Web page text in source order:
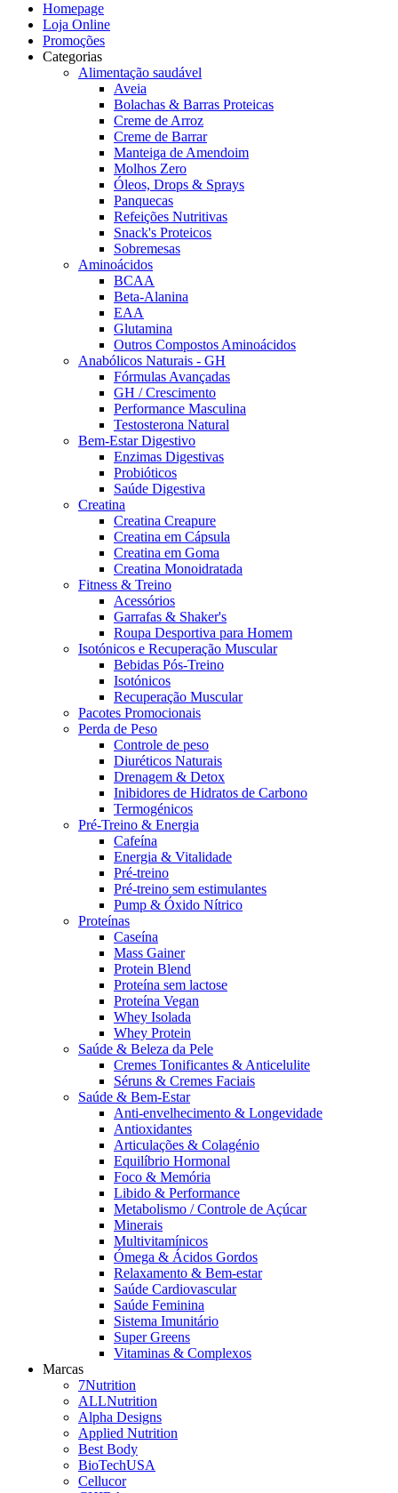
Homepage
Loja Online
Promoções
Categorias
Alimentação saudável
Aveia
Bolachas & Barras Proteicas
Creme de Arroz
Creme de Barrar
Manteiga de Amendoim
Molhos Zero
Óleos, Drops & Sprays
Panquecas
Refeições Nutritivas
Snack's Proteicos
Sobremesas
Aminoácidos
BCAA
Beta-Alanina
EAA
Glutamina
Outros Compostos Aminoácidos
Anabólicos Naturais - GH
Fórmulas Avançadas
GH / Crescimento
Performance Masculina
Testosterona Natural
Bem-Estar Digestivo
Enzimas Digestivas
Probióticos
Saúde Digestiva
Creatina
Creatina Creapure
Creatina em Cápsula
Creatina em Goma
Creatina Monoidratada
Fitness & Treino
Acessórios
Garrafas & Shaker's
Roupa Desportiva para Homem
Isotónicos e Recuperação Muscular
Bebidas Pós-Treino
Isotónicos
Recuperação Muscular
Pacotes Promocionais
Perda de Peso
Controle de peso
Diuréticos Naturais
Drenagem & Detox
Inibidores de Hidratos de Carbono
Termogénicos
Pré-Treino & Energia
Cafeína
Energia & Vitalidade
Pré-treino
Pré‑treino sem estimulantes
Pump & Óxido Nítrico
Proteínas
Caseína
Mass Gainer
Protein Blend
Proteína sem lactose
Proteína Vegan
Whey Isolada
Whey Protein
Saúde & Beleza da Pele
Cremes Tonificantes & Anticelulite
Séruns & Cremes Faciais
Saúde & Bem-Estar
Anti-envelhecimento & Longevidade
Antioxidantes
Articulações & Colagénio
Equilíbrio Hormonal
Foco & Memória
Libido & Performance
Metabolismo / Controle de Açúcar
Minerais
Multivitamínicos
Ómega & Ácidos Gordos
Relaxamento & Bem-estar
Saúde Cardiovascular
Saúde Feminina
Sistema Imunitário
Super Greens
Vitaminas & Complexos
Marcas
7Nutrition
ALLNutrition
Alpha Designs
Applied Nutrition
Best Body
BioTechUSA
Cellucor